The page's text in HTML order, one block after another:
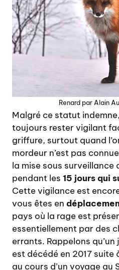
Renard par Alain
Malgré ce statut
toujours rester vigilant
griffure, surtout quand
mordeur n’est pas
la mise sous
pendant les 15 jours qui
Cette vigilance est
vous êtes en
pays où la rage est
essentiellement par des
errants. Rappelons
est décédé en 2017 suite
au cours d’un voyage au